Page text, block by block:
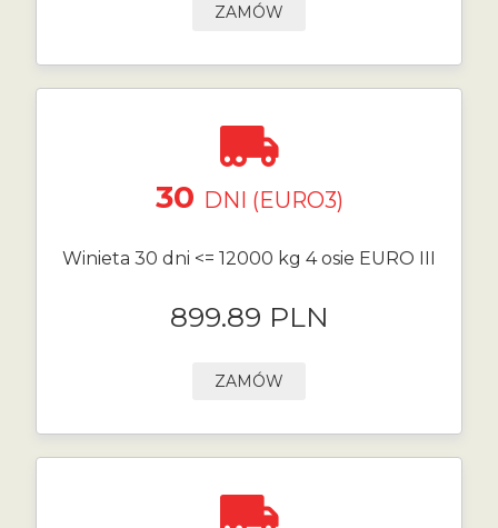
ZAMÓW
30 DNI (EURO3)
Winieta 30 dni <= 12000 kg 4 osie EURO III
899.89 PLN
ZAMÓW